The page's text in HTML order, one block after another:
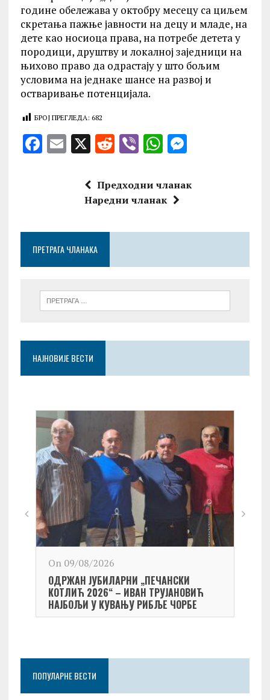
године обележава у октобру месецу са циљем
скретања пажње јавности на децу и младе, на
дете као носиоца права, на потребе детета у
породици, друштву и локалној заједници на
њихово право да одрастају у што бољим
условима на једнаке шансе на развој и
остваривање потенцијала.
БРОЈ ПРЕГЛЕДА: 682
F
o
k
E X R
d
di
V
er
W
at
s
p
M
se
er
Предходни чланак
Наредни чланак
ПРЕТРАГА ЧЛАНАКА
НАЈНОВИЈЕ ВЕСТИ
On 09/08/2026
ОДРЖАН ЈУБИЛАРНИ „ПЕЧАНСКИ
КОТЛИЋ 2026“ – ИВАН ТРУЈАНОВИЋ
НАЈБОЉИ У КУВАЊУ РИБЉЕ ЧОРБЕ
ПОПУЛАРНЕ ВЕСТИ